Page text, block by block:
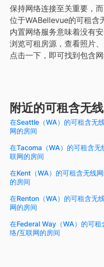
保持网络连接至关重要，
位于WABellevue的可租含
内置网络服务意味着没有安
浏览可租房源，查看照片
点击一下，即可找到包含网
附近的可租含无
在Seattle（WA）的可租含无
网的房间
在Tacoma（WA）的可租含无
联网的房间
在Kent（WA）的可租含无线
的房间
在Renton（WA）的可租含无
网的房间
在Federal Way（WA）的可租
络/互联网的房间